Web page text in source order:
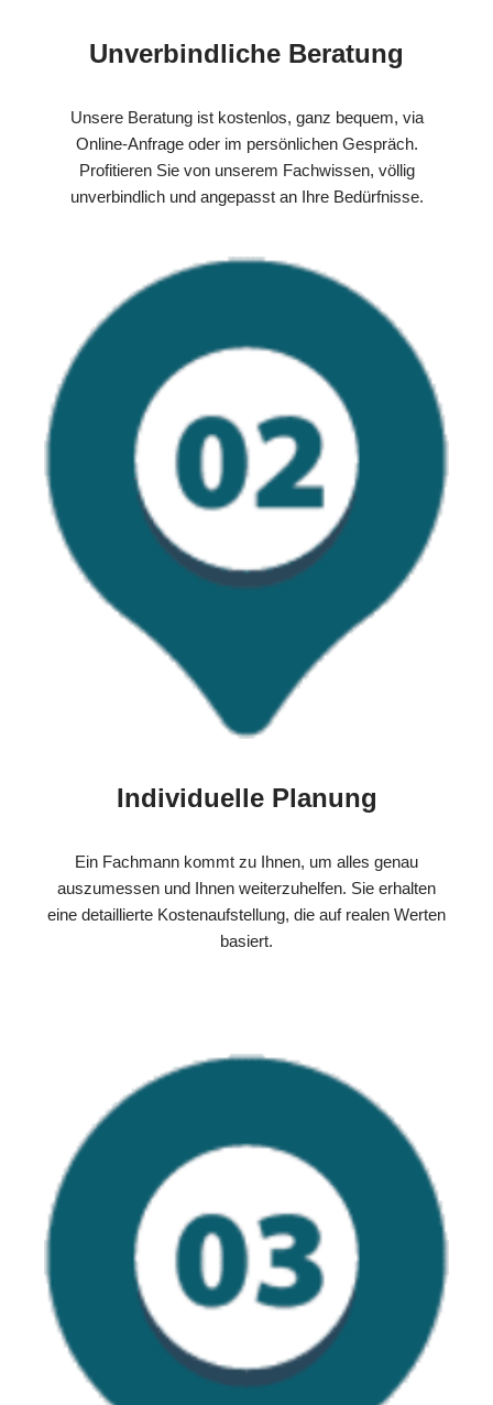
Unverbindliche Beratung
Unsere Beratung ist kostenlos, ganz bequem, via
Online-Anfrage oder im persönlichen Gespräch.
Profitieren Sie von unserem Fachwissen, völlig
unverbindlich und angepasst an Ihre Bedürfnisse.
Individuelle Planung
Ein Fachmann kommt zu Ihnen, um alles genau
auszumessen und Ihnen weiterzuhelfen. Sie erhalten
eine detaillierte Kostenaufstellung, die auf realen Werten
basiert.